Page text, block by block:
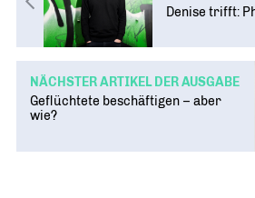
Denise trifft:
NÄCHSTER ARTIKEL DER AUSGABE
Geflüchtete beschäftigen – aber
wie?